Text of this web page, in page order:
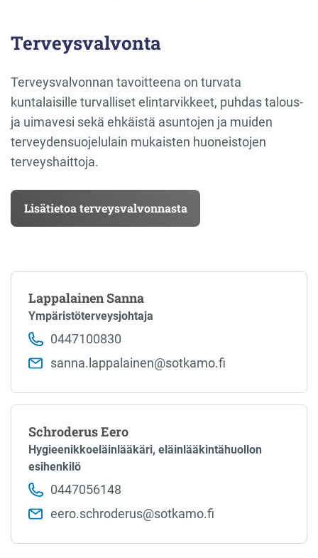
Terveysvalvonta
Terveysvalvonnan tavoitteena on turvata
kuntalaisille turvalliset elintarvikkeet, puhdas talous-
ja uimavesi sekä ehkäistä asuntojen ja muiden
terveydensuojelulain mukaisten huoneistojen
terveyshaittoja.
Lisätietoa terveysvalvonnasta
Lappalainen Sanna
Ympäristöterveysjohtaja
0447100830
sanna.lappalainen​@sotkamo.fi
Schroderus Eero
Hy­giee­nik­koe­läin­lää­kä­ri, eläinlääkintähuollon
esihenkilö
0447056148
eero.schroderus​@sotkamo.fi